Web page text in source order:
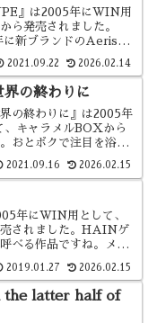
』は2005年にWIN用
ら発売されました。
に新ブランドのAerisか
となった作品です。
2021.09.22 2026.02.14
界の終わりに
界の終わりに』は2005年
キャラメルBOXから
おとボクで注目を浴び
2021.09.16 2026.02.15
年にWIN用として、
されました。HAINゲ
べる作品ですね。メタ
でしょう。
2019.01.27 2026.02.15
latter half of